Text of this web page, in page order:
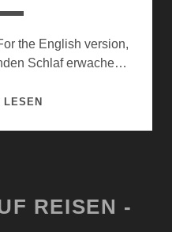
the English version,
Schlaf erwache…
LESENFEUERTOPF
REISEN -